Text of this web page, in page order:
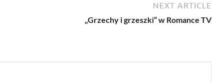
NEXT ARTICLE
„Grzechy i grzeszki” w Romance TV